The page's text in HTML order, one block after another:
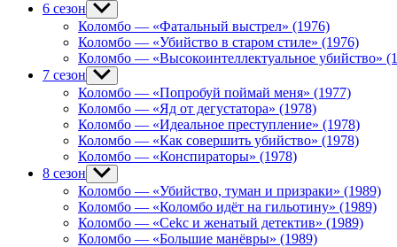
6 сезон Show
sub
menu
Коломбо — «Фатальный выстрел» (1976)
Коломбо — «Убийство в старом стиле» (1976)
Коломбо — «Высокоинтеллектуальное убийство»
7 сезон Show
sub
menu
Коломбо — «Попробуй поймай меня» (1977)
Коломбо — «Яд от дегустатора» (1978)
Коломбо — «Идеальное преступление» (1978)
Коломбо — «Как совершить убийство» (1978)
Коломбо — «Конспираторы» (1978)
8 сезон Show
sub
menu
Коломбо — «Убийство, туман и призраки» (1989)
Коломбо — «Коломбо идёт на гильотину» (1989)
Коломбо — «Cekc и женатый детектив» (1989)
Коломбо — «Большие манёвры» (1989)